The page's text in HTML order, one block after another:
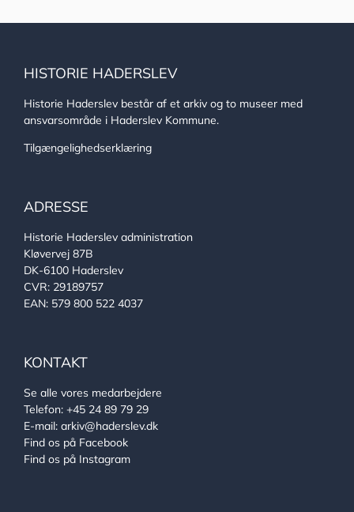
HISTORIE HADERSLEV
Historie Haderslev består af et arkiv og to museer med
ansvarsområde i Haderslev Kommune.
Tilgængelighedserklæring
ADRESSE
Historie Haderslev administration
Kløvervej 87B
DK-6100 Haderslev
CVR: 29189757
EAN: 579 800 522 4037
KONTAKT
Se alle vores medarbejdere
Telefon: +45 24 89 79 29
E-mail: arkiv@haderslev.dk
Find os på Facebook
Find os på Instagram